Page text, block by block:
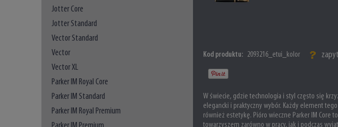
Jotter Core
Jotter Standard
Vector Standard
Vector
Vector XL
Parker IM Royal Core
Parker IM Standard
Parker IM Royal Premium
Kod produktu: 2093216_etui_kolor
W świecie, gdzie technologia i styl często się
elegancki i praktyczny wybór. Każdy element
również estetykę. Pióro wieczne Parker IM Core
towarzyszem zarówno w pracy, jak i podczas